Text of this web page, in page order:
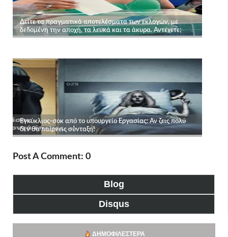
Post A Comment: 0
Blog
Disqus
ΔΗΜΟΦΙΛΈΣΤΕΡΑ